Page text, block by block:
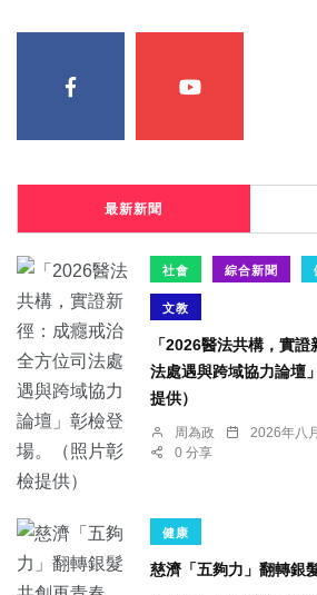
最新新聞
社會 綜合新聞
文教
「2026醫法共構，實
法處遇與跨域協力論壇
提供）
周為政 2026年八
0 分享
健康
慈濟「五夠力」翻轉銀